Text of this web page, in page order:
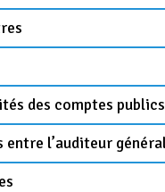
des comptes
entre l’auditeur